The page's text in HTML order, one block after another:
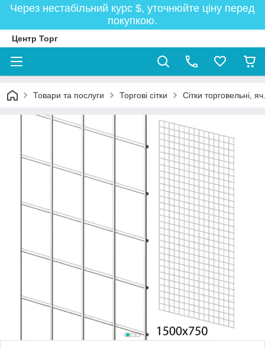
Через нестабільний курс $, уточнюйте ціну перед
покупкою.
Центр Торг
Товари та послуги Торгові сітки Сітки торговельні,